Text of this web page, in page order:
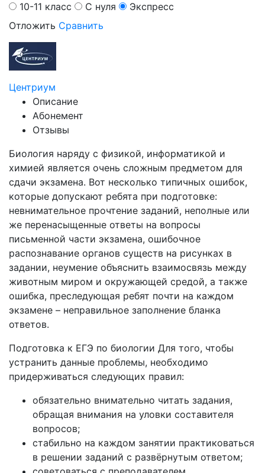
10-11 класс
С нуля
Экспресс
Отложить Сравнить
Центриум
Описание
Абонемент
Отзывы
Биология наряду с физикой, информатикой и
химией является очень сложным предметом для
сдачи экзамена. Вот несколько типичных ошибок,
которые допускают ребята при подготовке:
невнимательное прочтение заданий, неполные или
же перенасыщенные ответы на вопросы
письменной части экзамена, ошибочное
распознавание органов существ на рисунках в
задании, неумение объяснить взаимосвязь между
животным миром и окружающей средой, а также
ошибка, преследующая ребят почти на каждом
экзамене – неправильное заполнение бланка
ответов.
Подготовка к ЕГЭ по биологии Для того, чтобы
устранить данные проблемы, необходимо
придерживаться следующих правил:
обязательно внимательно читать задания,
обращая внимания на уловки составителя
вопросов;
стабильно на каждом занятии практиковаться
в решении заданий с развёрнутым ответом;